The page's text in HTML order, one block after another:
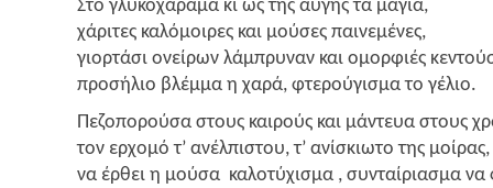
Στο γλυ­κο­χά­ρα­μα κι ως της αυγής τα μάγια,
χάρι­τες καλό­μοι­ρες και μού­σες παι­νε­μέ­νες,
γιορ­τά­σι ονεί­ρων λάμπρυ­ναν και ομορ­φιές
προ­σή­λιο βλέμ­μα η χαρά, φτε­ρού­γι­σμα το γέλιο.
Πεζο­πο­ρού­σα στους και­ρούς και μάντευα στους
τον ερχο­μό τ’ ανέλ­πι­στου, τ’ ανί­σκιω­το της μοί­ρας,
να έρθει η μού­σα καλο­τύ­χι­σμα , συνταί­ρια­σμα να